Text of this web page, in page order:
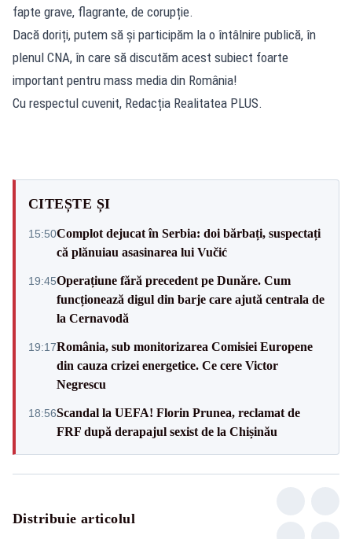
fapte grave, flagrante, de corupție.
Dacă doriți, putem să și participăm la o întâlnire publică, în
plenul CNA, în care să discutăm acest subiect foarte
important pentru mass media din România!
Cu respectul cuvenit, Redacția Realitatea PLUS.
CITEȘTE ȘI
15:50Complot dejucat în Serbia: doi bărbați, suspectați
că plănuiau asasinarea lui Vučić
19:45Operațiune fără precedent pe Dunăre. Cum
funcționează digul din barje care ajută centrala de
la Cernavodă
19:17România, sub monitorizarea Comisiei Europene
din cauza crizei energetice. Ce cere Victor
Negrescu
18:56Scandal la UEFA! Florin Prunea, reclamat de
FRF după derapajul sexist de la Chișinău
Distribuie articolul